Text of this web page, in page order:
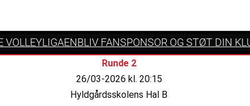
VOLLEYLIGAENBLIV FANSPONSOR OG STØT DIN
Runde 2
26/03-2026 kl. 20:15
Hyldgårdsskolens Hal B